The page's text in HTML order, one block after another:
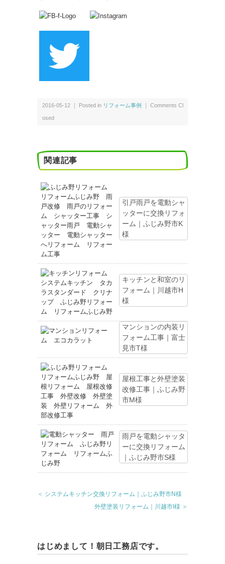
2016-05-12 ｜ Posted in リフォーム事例 ｜ Comments Cl
osed
関連記事
引戸雨戸を電動シャ
ッターに交換リフォ
ーム｜ふじみ野市K
様
キッチンと和室のリ
フォーム｜川越市H
様
マンションの内装リ
フォーム工事｜富士
見市T様
屋根工事と外壁塗装
改修工事｜ふじみ野
市M様
雨戸を電動シャッタ
ーに交換リフォーム
｜ふじみ野市S様
＜ システムキッチン交換リフォーム｜ふじみ野市N様
外壁塗装リフォーム｜川越市I様 ＞
はじめまして！朝日工務店です。